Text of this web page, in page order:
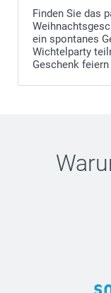
Finden Sie das
ein spontanes
Wichtelparty
Geschenk